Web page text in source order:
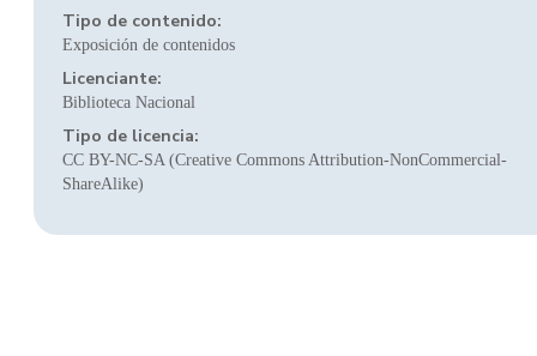
Tipo de contenido:
Exposición de contenidos
Licenciante:
Biblioteca Nacional
Tipo de licencia:
CC BY-NC-SA (Creative Commons Attribution-NonCommercial-
ShareAlike)